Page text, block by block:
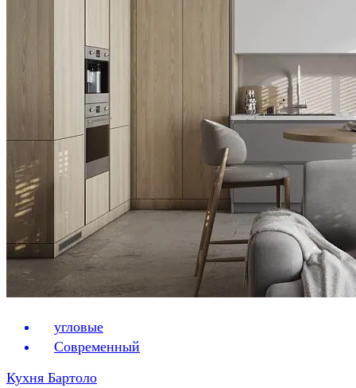
угловые
Современный
Кухня Бартоло